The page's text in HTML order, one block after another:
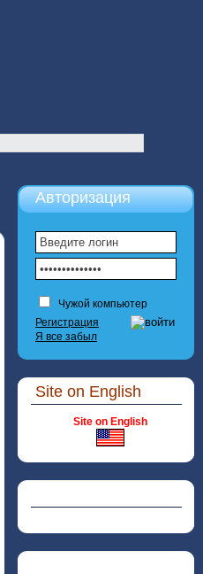
Авторизация
Чужой компьютер
Регистрация
Я все забыл
Site on English
Site on English